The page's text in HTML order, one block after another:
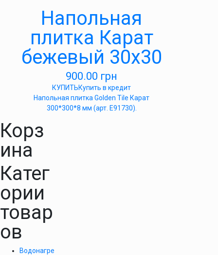
Напольная
плитка Карат
бежевый 30х30
900.00 грн
КУПИТЬКупить в кредит
Напольная плитка Golden Tile Карат
300*300*8 мм (арт. Е91730).
Корз
ина
Катег
ории
товар
ов
Водонагре